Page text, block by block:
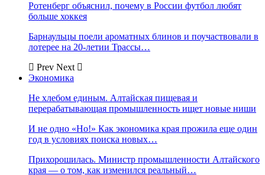
Ротенберг объяснил, почему в России футбол любят
больше хоккея
Барнаульцы поели ароматных блинов и поучаствовали в
лотерее на 20-летии Трассы…
Prev Next
Экономика
Не хлебом единым. Алтайская пищевая и
перерабатывающая промышленность ищет новые ниши
И не одно «Но!» Как экономика края прожила еще один
год в условиях поиска новых…
Прихорошилась. Министр промышленности Алтайского
края — о том, как изменился реальный…